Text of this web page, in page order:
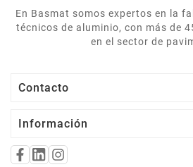
En Basmat somos expertos en la
técnicos de aluminio, con más de
en el sector de
Contacto
Información